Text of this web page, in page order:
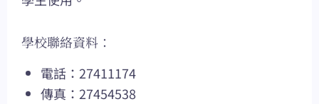
學校聯絡資料：
電話：27411174
傳真：27454538